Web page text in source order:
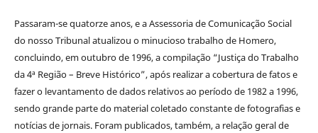
Passaram-se quatorze anos, e a Assessoria de Comunicação Social
do nosso Tribunal atualizou o minucioso trabalho de Homero,
concluindo, em outubro de 1996, a compilação “Justiça do Trabalho
da 4ª Região – Breve Histórico”, após realizar a cobertura de fatos e
fazer o levantamento de dados relativos ao período de 1982 a 1996,
sendo grande parte do material coletado constante de fotografias e
notícias de jornais. Foram publicados, também, a relação geral de